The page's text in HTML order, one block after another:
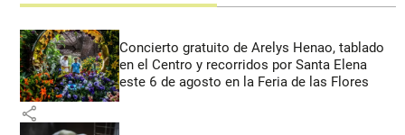
Concierto gratuito de Arelys Henao, tablado
en el Centro y recorridos por Santa Elena
este 6 de agosto en la Feria de las Flores
share